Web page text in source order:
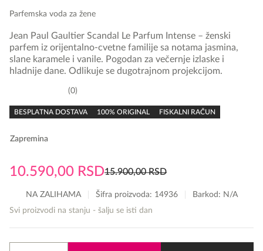
Parfemska voda za žene
rating
0
BESPLATNA DOSTAVA 100% ORIGINAL FISKALNI RAČUN
Jean Paul Gaultier Scandal Le Parfum Intense – ženski
parfem iz orijentalno-cvetne familije sa notama jasmina,
slane karamele i vanile. Pogodan za večernje izlaske i
hladnije dane. Odlikuje se dugotrajnom projekcijom.
Zapremina
15.900,00RSD
Originalna
cena
je
10.590,00 RSD
Trenutna
cena
je:
NA ZALIHAMA Šifra proizvoda: 14936
Barkod: N/A
Svi proizvodi na stanju - šalju se isti dan